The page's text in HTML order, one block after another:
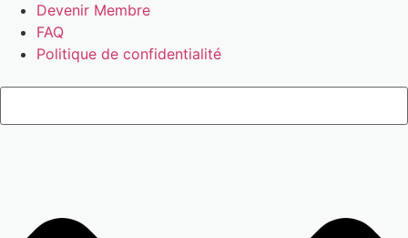
Devenir Membre
FAQ
Politique de confidentialité